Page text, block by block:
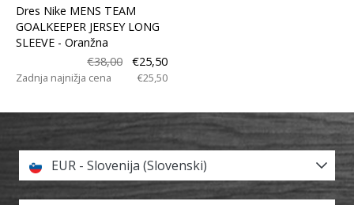
Dres Nike MENS TEAM
GOALKEEPER JERSEY LONG
SLEEVE - Oranžna
€38,00
€25,50
Zadnja najnižja cena €25,50
EUR - Slovenija (Slovenski)